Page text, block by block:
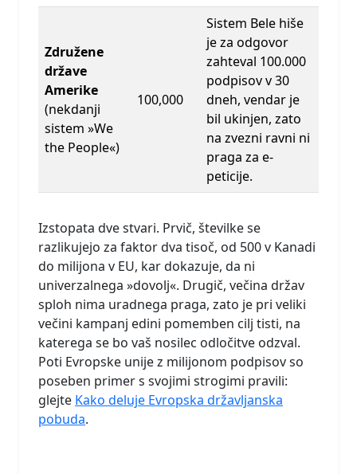
Združene
države
Amerike
(nekdanji
sistem »We
the People«)
100,000
Sistem Bele hiše
je za odgovor
zahteval 100.000
podpisov v 30
dneh, vendar je
bil ukinjen, zato
na zvezni ravni ni
praga za e-
peticije.
Izstopata dve stvari. Prvič, številke se
razlikujejo za faktor dva tisoč, od 500 v Kanadi
do milijona v EU, kar dokazuje, da ni
univerzalnega »dovolj«. Drugič, večina držav
sploh nima uradnega praga, zato je pri veliki
večini kampanj edini pomemben cilj tisti, na
katerega se bo vaš nosilec odločitve odzval.
Poti Evropske unije z milijonom podpisov so
poseben primer s svojimi strogimi pravili:
glejte Kako deluje Evropska državljanska
pobuda.